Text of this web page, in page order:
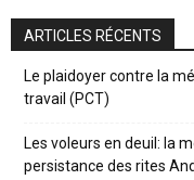
ARTICLES RÉCENTS
Le plaidoyer contre la
travail (PCT)
Les voleurs en deuil: la
persistance des rites